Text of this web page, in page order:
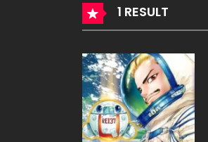
1 RESULT